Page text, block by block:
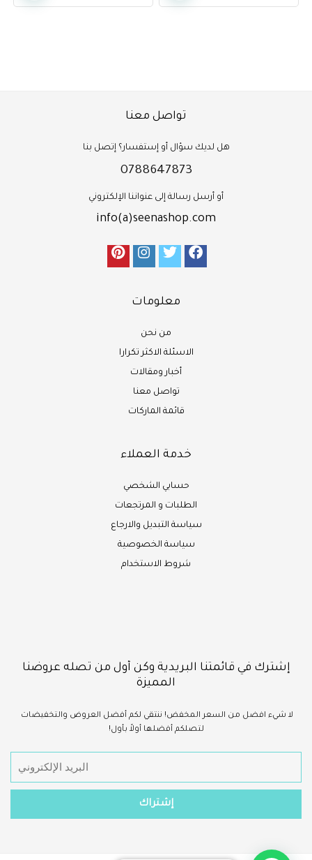
تواصل معنا
هل لديك سؤال أو إستفسار؟ إتصل بنا
0788647873
أو أرسل رسالة إلى عنواننا الإلكتروني
info(a)seenashop.com
معلومات
من نحن
الاسئلة الاكثر تكرارا
أخبار ومقالات
تواصل معنا
قائمة الماركات
خدمة العملاء
حسابي الشخصي
الطلبات و المرتجعات
سياسة التبديل والارجاع
سياسة الخصوصية
شروط الاستخدام
إشترك في قائمتنا البريدية وكن أول من تصله عروضنا
المميزة
لا شيء افضل من السعر المخفض! ننتقي لكم أفضل العروض والتخفيضات
لتصلكم أفضلها أولاً بأول!